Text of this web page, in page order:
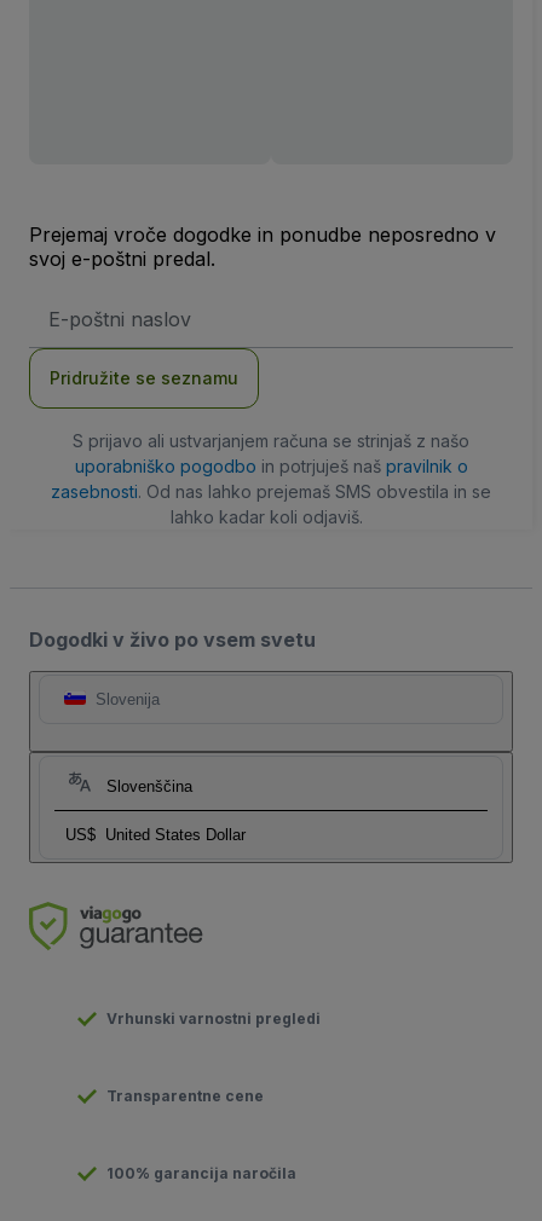
Prejemaj vroče dogodke in ponudbe neposredno v
svoj e-poštni predal.
naslov
Pridružite se seznamu
S prijavo ali ustvarjanjem računa se strinjaš z našo
uporabniško pogodbo in potrjuješ naš pravilnik o
zasebnosti. Od nas lahko prejemaš SMS obvestila in se
lahko kadar koli odjaviš.
Dogodki v živo po vsem svetu
Slovenija
Slovenščina
US$ United States Dollar
Vrhunski varnostni pregledi
Transparentne cene
100% garancija naročila